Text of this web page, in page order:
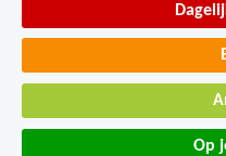
Op